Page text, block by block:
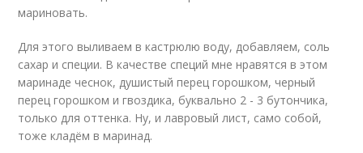
мариновать.
Для этого выливаем в кастрюлю воду, добавляем, соль
сахар и специи. В качестве специй мне нравятся в этом
маринаде чеснок, душистый перец горошком, черный
перец горошком и гвоздика, буквально 2 - 3 бутончика,
только для оттенка. Ну, и лавровый лист, само собой,
тоже кладём в маринад.